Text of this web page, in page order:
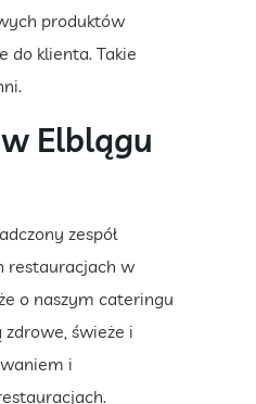
produktów
do klienta. Takie
Elblągu
zespół
restauracjach w
o naszym cateringu
świeże i
i